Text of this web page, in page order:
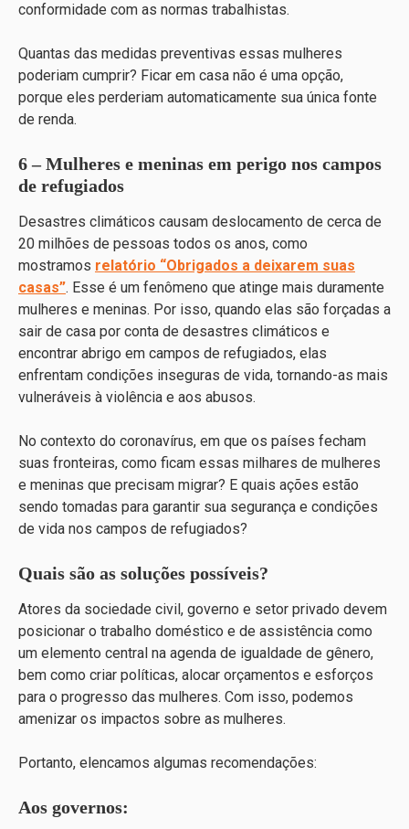
conformidade com as normas trabalhistas.
Quantas das medidas preventivas essas mulheres
poderiam cumprir? Ficar em casa não é uma opção,
porque eles perderiam automaticamente sua única fonte
de renda.
6 – Mulheres e meninas em perigo nos campos
de refugiados
Desastres climáticos causam deslocamento de cerca de
20 milhões de pessoas todos os anos, como
mostramos relatório “Obrigados a deixarem suas
casas”. Esse é um fenômeno que atinge mais duramente
mulheres e meninas. Por isso, quando elas são forçadas a
sair de casa por conta de desastres climáticos e
encontrar abrigo em campos de refugiados, elas
enfrentam condições inseguras de vida, tornando-as mais
vulneráveis ​​à violência e aos abusos.
No contexto do coronavírus, em que os países fecham
suas fronteiras, como ficam essas milhares de mulheres
e meninas que precisam migrar? E quais ações estão
sendo tomadas para garantir sua segurança e condições
de vida nos campos de refugiados?
Quais são as soluções possíveis?
Atores da sociedade civil, governo e setor privado devem
posicionar o trabalho doméstico e de assistência como
um elemento central na agenda de igualdade de gênero,
bem como criar políticas, alocar orçamentos e esforços
para o progresso das mulheres. Com isso, podemos
amenizar os impactos sobre as mulheres.
Portanto, elencamos algumas recomendações:
Aos governos: